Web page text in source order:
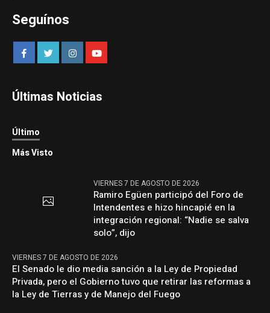
Seguínos
Últimas Noticias
Último
Más Visto
VIERNES 7 DE AGOSTO DE 2026
Ramiro Egüen participó del Foro de
Intendentes e hizo hincapié en la
integración regional: “Nadie se salva
solo”, dijo
VIERNES 7 DE AGOSTO DE 2026
El Senado le dio media sanción a la Ley de Propiedad
Privada, pero el Gobierno tuvo que retirar las reformas a
la Ley de Tierras y de Manejo del Fuego